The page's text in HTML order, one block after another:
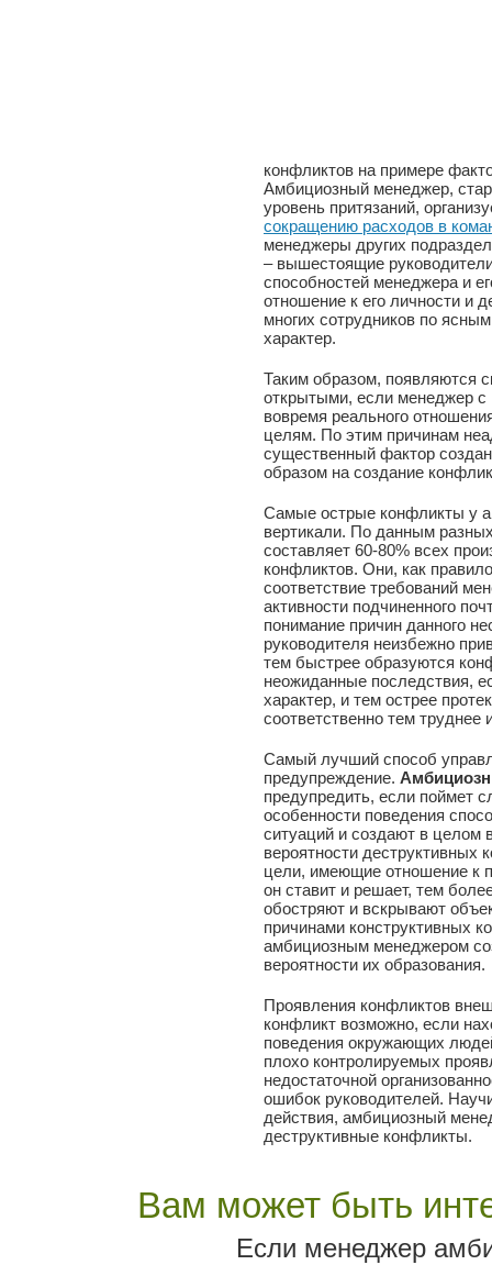
конфликтов на примере
Амбициозный менеджер,
уровень притязаний,
сокращению расходов в
менеджеры других
– вышестоящие
способностей менеджера и
отношение к его личности и
многих сотрудников по
характер.
Таким образом, появляются
открытыми, если менеджер с
вовремя реального
целям. По этим причинам
существенный фактор
образом на создание
Самые острые конфликты у
вертикали. По данным
составляет 60-80% всех
конфликтов. Они, как
соответствие требований
активности подчиненного
понимание причин данного
руководителя неизбежно
тем быстрее образуются
неожиданные последствия,
характер, и тем острее
соответственно тем труднее
Самый лучший способ
предупреждение.
предупредить, если поймет
особенности поведения
ситуаций и создают в целом
вероятности
цели, имеющие отношение к
он ставит и решает, тем
обостряют и вскрывают
причинами конструктивных
амбициозным менеджером
вероятности их образования.
Проявления конфликтов
конфликт возможно, если
поведения окружающих
плохо контролируемых
недостаточной
ошибок руководителей.
действия, амбициозный
деструктивные конфликты.
Вам может быть
Если менеджер